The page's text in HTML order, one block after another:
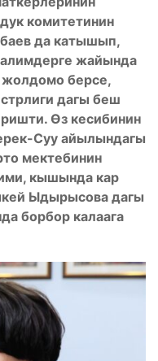
комитетинин
да катышып,
жайында
жолдомо берсе,
дагы беш
Өз кесибинин
Суу айылындагы
мектебинин
кышында кар
Ыдырысова дагы
борбор калаага